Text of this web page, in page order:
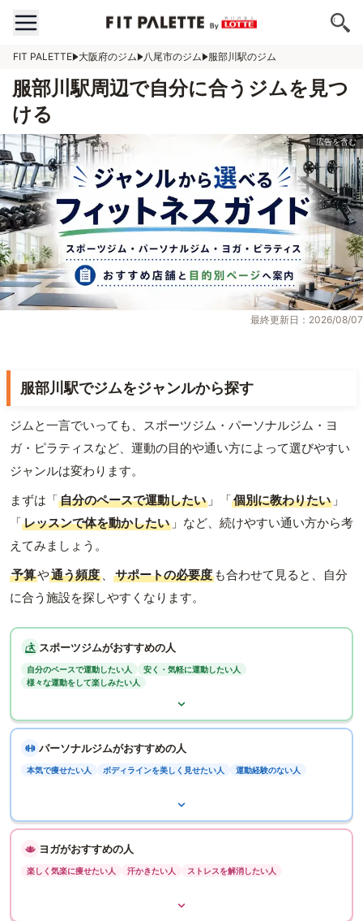
FIT PALETTE 大阪府のジム 八尾市のジム 服部川駅のジム
服部川駅周辺で自分に合うジムを見つ
ける
最終更新日：2026/08/07
服部川駅でジムをジャンルから探す
ジムと一言でいっても、スポーツジム・パーソナルジム・ヨ
ガ・ピラティスなど、運動の目的や通い方によって選びやすい
ジャンルは変わります。
まずは「自分のペースで運動したい 」「個別に教わりたい 」
「レッスンで体を動かしたい 」など、続けやすい通い方から考
えてみましょう。
予算や通う頻度 、 サポートの必要度 も合わせて見ると、自分
に合う施設を探しやすくなります。
スポーツジムがおすすめの人
自分のペースで運動したい人
安く・気軽に運動したい人
様々な運動をして楽しみたい人
パーソナルジムがおすすめの人
本気で痩せたい人 ボディラインを美しく見せたい人 運動経験のない人
ヨガがおすすめの人
楽しく気楽に痩せたい人 汗かきたい人 ストレスを解消したい人